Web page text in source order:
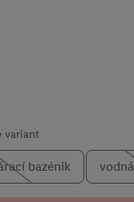
variant
bazénik